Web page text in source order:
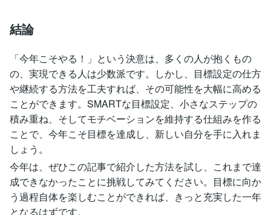
結論
「今年こそやる！」という決意は、多くの人が抱くもの
の、実現できる人は少数派です。しかし、目標設定の仕方
や継続する方法を工夫すれば、その可能性を大幅に高める
ことができます。SMARTな目標設定、小さなステップの
積み重ね、そしてモチベーションを維持する仕組みを作る
ことで、今年こそ目標を達成し、新しい自分を手に入れま
しょう。
今年は、ぜひこの記事で紹介した方法を試し、これまで達
成できなかったことに挑戦してみてください。目標に向か
う過程自体を楽しむことができれば、きっと充実した一年
となるはずです。